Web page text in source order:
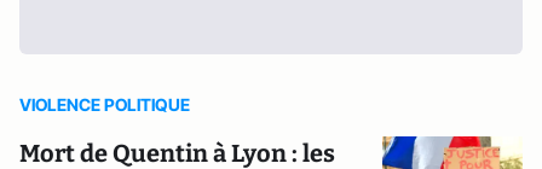
VIOLENCE POLITIQUE
Mort de Quentin à Lyon : les